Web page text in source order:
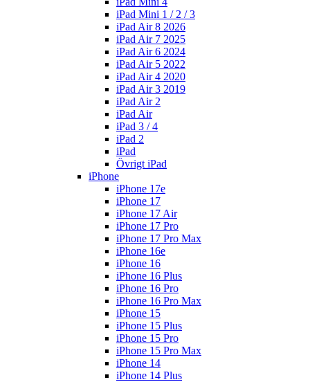
iPad Mini 1 / 2 / 3
iPad Air 8 2026
iPad Air 7 2025
iPad Air 6 2024
iPad Air 5 2022
iPad Air 4 2020
iPad Air 3 2019
iPad Air 2
iPad Air
iPad 3 / 4
iPad 2
iPad
Övrigt iPad
iPhone
iPhone 17e
iPhone 17
iPhone 17 Air
iPhone 17 Pro
iPhone 17 Pro Max
iPhone 16e
iPhone 16
iPhone 16 Plus
iPhone 16 Pro
iPhone 16 Pro Max
iPhone 15
iPhone 15 Plus
iPhone 15 Pro
iPhone 15 Pro Max
iPhone 14
iPhone 14 Plus